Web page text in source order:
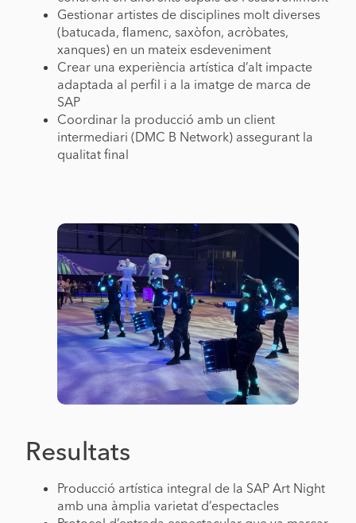
Gestionar artistes de disciplines molt diverses
(batucada, flamenc, saxòfon, acròbates,
xanques) en un mateix esdeveniment
Crear una experiència artística d’alt impacte
adaptada al perfil i a la imatge de marca de
SAP
Coordinar la producció amb un client
intermediari (DMC B Network) assegurant la
qualitat final
Resultats
Producció artística integral de la SAP Art Night
amb una àmplia varietat d’espectacles